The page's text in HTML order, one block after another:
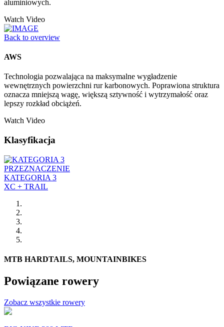
aluminiowych.
Watch Video
Back to overview
AWS
Technologia pozwalająca na maksymalne wygładzenie
wewnętrznych powierzchni rur karbonowych. Poprawiona struktura
oznacza mniejszą wagę, większą sztywność i wytrzymałość oraz
lepszy rozkład obciążeń.
Watch Video
Klasyfikacja
PRZEZNACZENIE
KATEGORIA 3
XC + TRAIL
MTB HARDTAILS, MOUNTAINBIKES
Powiązane rowery
Zobacz wszystkie rowery